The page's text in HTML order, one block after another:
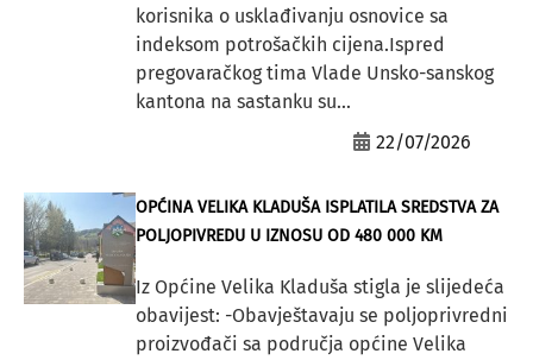
korisnika o usklađivanju osnovice sa
indeksom potrošačkih cijena.Ispred
pregovaračkog tima Vlade Unsko-sanskog
kantona na sastanku su...
22/07/2026
OPĆINA VELIKA KLADUŠA ISPLATILA SREDSTVA ZA
POLJOPIVREDU U IZNOSU OD 480 000 KM
Iz Općine Velika Kladuša stigla je slijedeća
obavijest: -Obavještavaju se poljoprivredni
proizvođači sa područja općine Velika